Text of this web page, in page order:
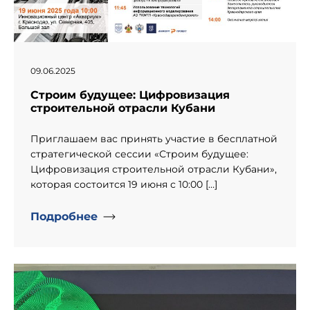
09.06.2025
Строим будущее: Цифровизация
строительной отрасли Кубани
Приглашаем вас принять участие в бесплатной
стратегической сессии «Строим будущее:
Цифровизация строительной отрасли Кубани»,
которая состоится 19 июня с 10:00 […]
Подробнее
" alt="День рождение компании «Информпроект».">